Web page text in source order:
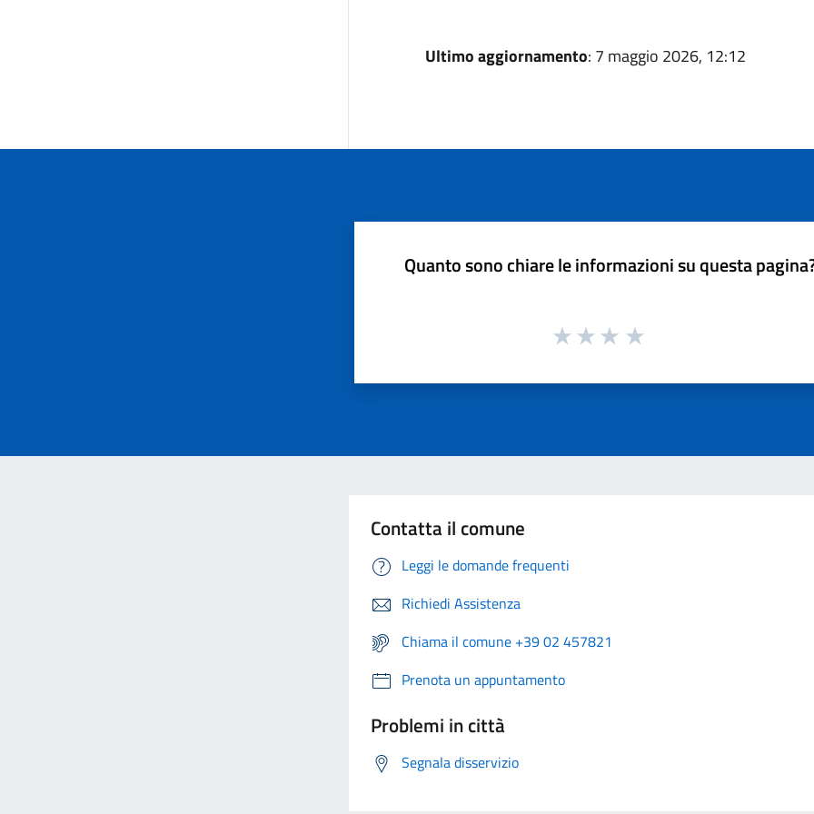
Ultimo aggiornamento: 7 maggio 2026, 12:12
Quanto sono chiare le informazioni su questa
Contatta il comune
Leggi le domande frequenti
Richiedi Assistenza
Chiama il comune +39 02 457821
Prenota un appuntamento
Problemi in città
Segnala disservizio